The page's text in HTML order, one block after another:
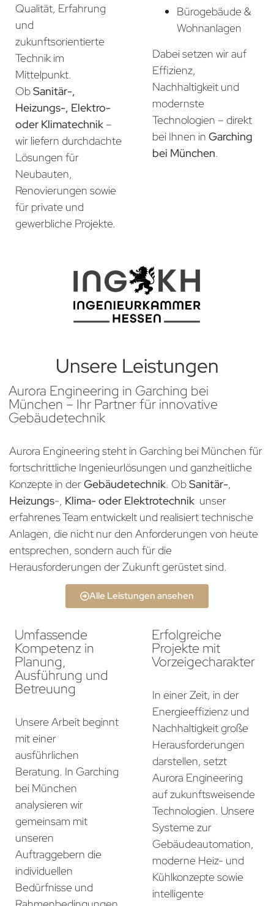
Qualität, Erfahrung
und
zukunftsorientierte
Technik im
Mittelpunkt.
ObSanitär-,
Heizungs-, Elektro-
oder Klimatechnik –
wir liefern durchdachte
Lösungen für
Neubauten,
Renovierungen sowie
für private und
gewerbliche Projekte.
Bürogebäude &
Wohnanlagen
Dabei setzen wir auf
Effizienz,
Nachhaltigkeit und
modernste
Technologien – direkt
bei Ihnen in Garching
bei München.
Unsere Leistungen
Aurora Engineering in Garching bei
München – Ihr Partner für innovative
Gebäudetechnik
Aurora Engineering steht in Garching bei München für
fortschrittliche Ingenieurlösungen und ganzheitliche
Konzepte in derGebäudetechnik. ObSanitär-,
Heizungs-, Klima- oder Elektrotechnik unser
erfahrenes Team entwickelt und realisiert technische
Anlagen, die nicht nur den Anforderungen von heute
entsprechen, sondern auch für die
Herausforderungen der Zukunft gerüstet sind.
Alle Leistungen ansehen
Umfassende
Kompetenz in
Planung,
Ausführung und
Betreuung
Unsere Arbeit beginnt
mit einer
ausführlichen
Beratung. In Garching
bei München
analysieren wir
gemeinsam mit
unseren
Auftraggebern die
individuellen
Bedürfnisse und
Erfolgreiche
Projekte mit
Vorzeigecharakter
In einer Zeit, in der
Energieeffizienz und
Nachhaltigkeit große
Herausforderungen
darstellen, setzt
Aurora Engineering
auf zukunftsweisende
Technologien. Unsere
Systeme zur
Gebäudeautomation,
moderne Heiz- und
Kühlkonzepte sowie
intelligente